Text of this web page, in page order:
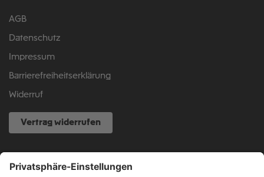
AGB
Datenschutz
Impressum
Barrierefreiheitserklärung
Widerruf
Vertrag widerrufen